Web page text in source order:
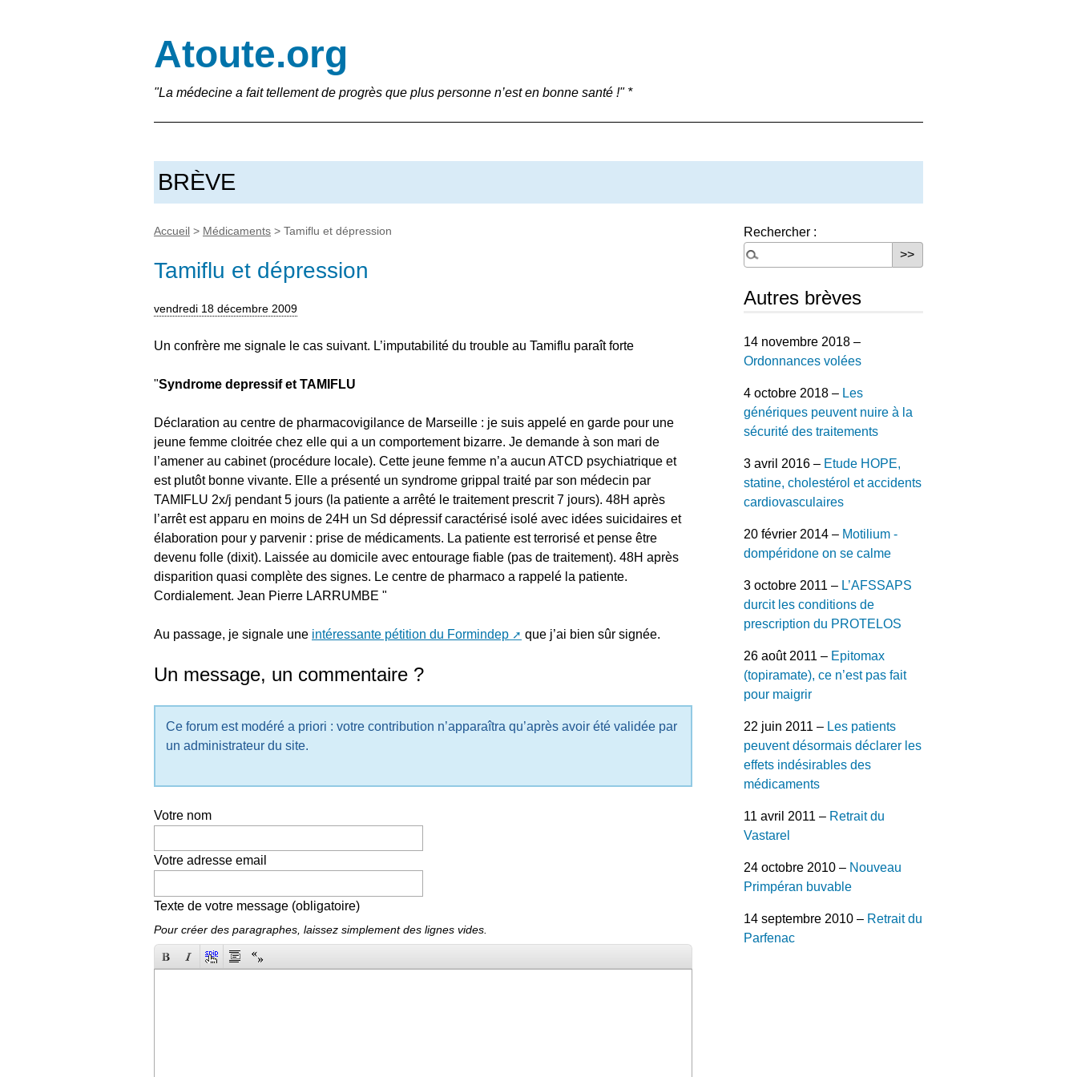
Atoute.org
"La médecine a fait tellement de progrès que plus personne n’est en bonne santé !" *
BRÈVE
Accueil > Médicaments > Tamiflu et dépression
Tamiflu et dépression
vendredi 18 décembre 2009
Un confrère me signale le cas suivant. L’imputabilité du trouble au Tamiflu paraît forte
"Syndrome depressif et TAMIFLU
Déclaration au centre de pharmacovigilance de Marseille : je suis appelé en garde pour une
jeune femme cloitrée chez elle qui a un comportement bizarre. Je demande à son mari de
l’amener au cabinet (procédure locale). Cette jeune femme n’a aucun ATCD psychiatrique et
est plutôt bonne vivante. Elle a présenté un syndrome grippal traité par son médecin par
TAMIFLU 2x/j pendant 5 jours (la patiente a arrêté le traitement prescrit 7 jours). 48H après
l’arrêt est apparu en moins de 24H un Sd dépressif caractérisé isolé avec idées suicidaires et
élaboration pour y parvenir : prise de médicaments. La patiente est terrorisé et pense être
devenu folle (dixit). Laissée au domicile avec entourage fiable (pas de traitement). 48H après
disparition quasi complète des signes. Le centre de pharmaco a rappelé la patiente.
Cordialement. Jean Pierre LARRUMBE "
Au passage, je signale une intéressante pétition du Formindep que j’ai bien sûr signée.
Un message, un commentaire ?
Ce forum est modéré a priori : votre contribution n’apparaîtra qu’après avoir été validée par
un administrateur du site.
Votre nom
Votre adresse email
Texte de votre message (obligatoire)
Pour créer des paragraphes, laissez simplement des lignes vides.
Rechercher :
Autres brèves
14 novembre 2018 –
Ordonnances volées
4 octobre 2018 – Les
génériques peuvent nuire à la
sécurité des traitements
3 avril 2016 – Etude HOPE,
statine, cholestérol et accidents
cardiovasculaires
20 février 2014 – Motilium -
dompéridone on se calme
3 octobre 2011 – L’AFSSAPS
durcit les conditions de
prescription du PROTELOS
26 août 2011 – Epitomax
(topiramate), ce n’est pas fait
pour maigrir
22 juin 2011 – Les patients
peuvent désormais déclarer les
effets indésirables des
médicaments
11 avril 2011 – Retrait du
Vastarel
24 octobre 2010 – Nouveau
Primpéran buvable
14 septembre 2010 – Retrait du
Parfenac